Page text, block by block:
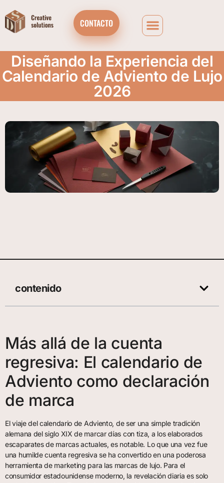
CONTACTO
Diseñando la Experiencia del
Calendario de Adviento de Lujo
2026
contenido
Más allá de la cuenta
regresiva: El calendario de
Adviento como declaración
de marca
El viaje del calendario de Adviento, de ser una simple tradición
alemana del siglo XIX de marcar días con tiza, a los elaborados
escaparates de marcas actuales, es notable. Lo que una vez fue
una humilde cuenta regresiva se ha convertido en una poderosa
herramienta de marketing para las marcas de lujo. Para el
consumidor estadounidense moderno, la revelación diaria es solo